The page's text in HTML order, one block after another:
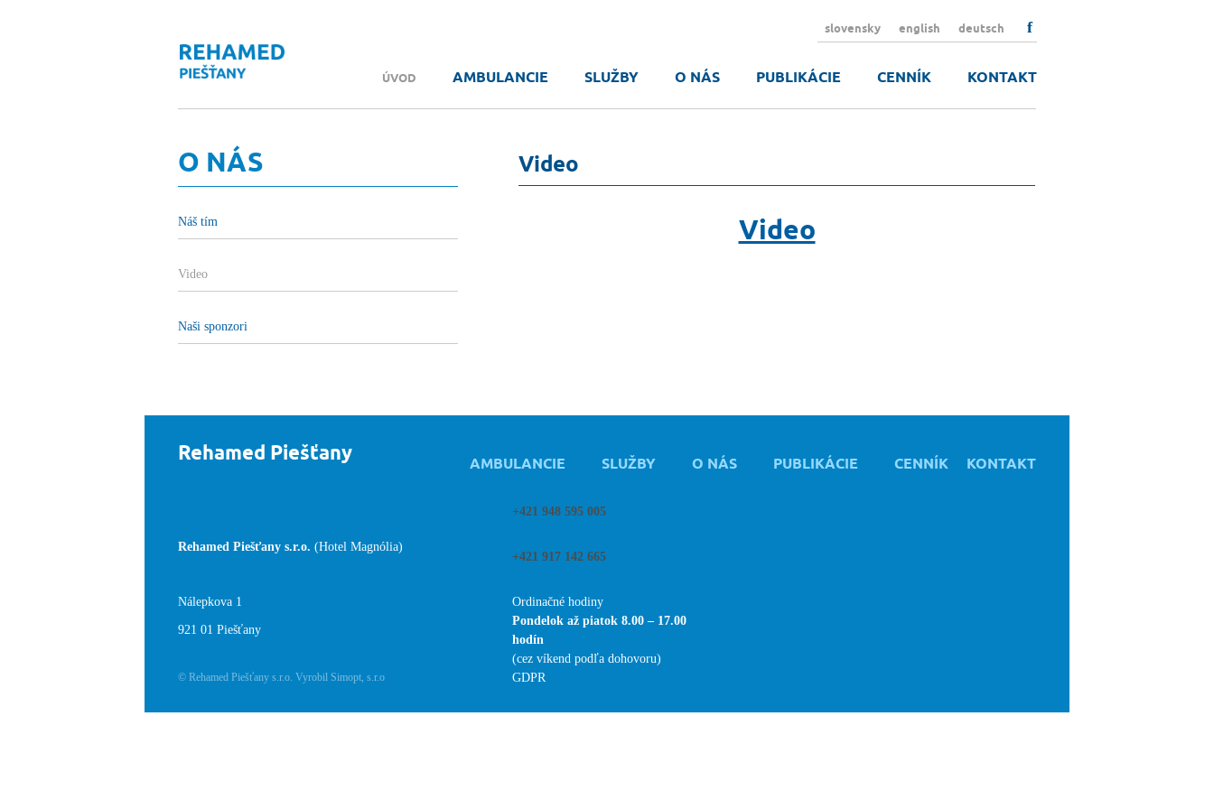
ÚVOD AMBULANCIE SLUŽBY O NÁS PUBLIKÁCIE CENNÍK KONTAKT
slovensky english deutsch f
Video
Video
O NÁS
Náš tím
Video
Naši sponzori
AMBULANCIE SLUŽBY O NÁS PUBLIKÁCIE CENNÍK KONTAKT
Rehamed Piešťany
Rehamed Piešťany s.r.o. (Hotel Magnólia)
+421 948 595 005
+421 917 142 665
Nálepkova 1 Ordinačné hodiny
921 01 Piešťany
Pondelok až piatok 8.00 – 17.00
hodín
(cez víkend podľa dohovoru)
© Rehamed Piešťany s.r.o. Vyrobil Simopt, s.r.o GDPR